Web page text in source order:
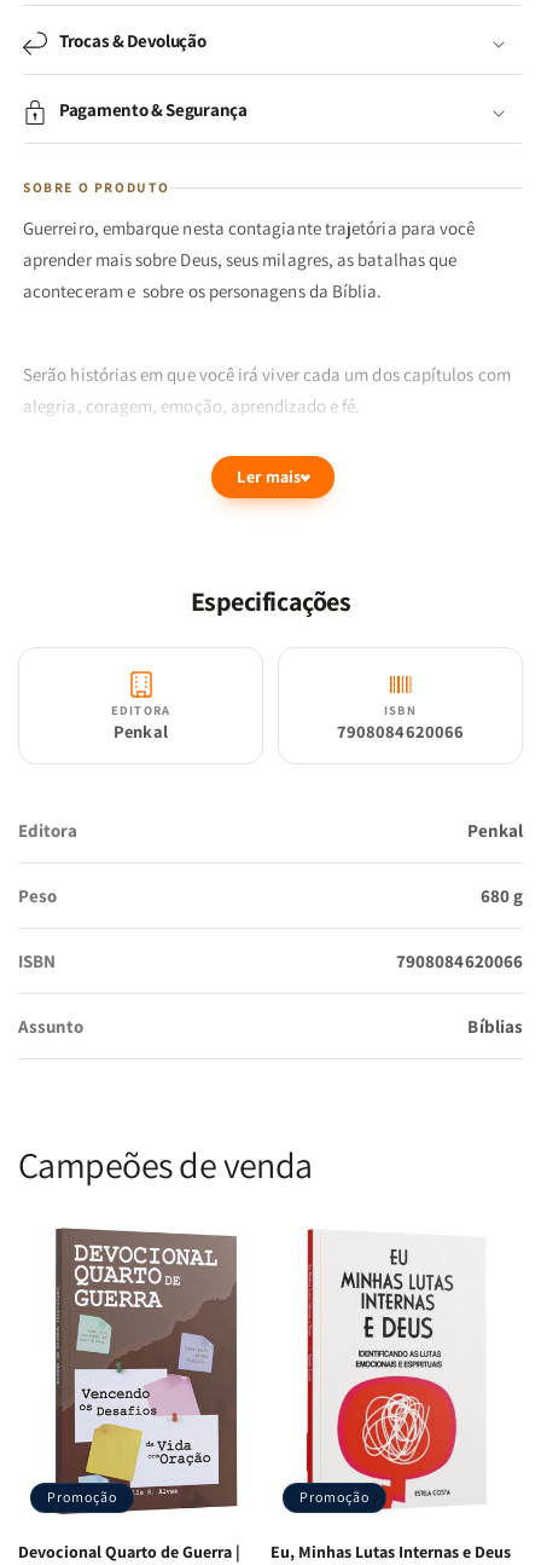
Trocas & Devolução
Pagamento & Segurança
SOBRE O PRODUTO
Guerreiro, embarque nesta contagiante trajetória para você
aprender mais sobre Deus, seus milagres, as batalhas que
aconteceram e sobre os personagens da Bíblia.
Serão histórias em que você irá viver cada um dos capítulos com
alegria, coragem, emoção, aprendizado e fé.
Venha conhecer, não deixe para depois.
Ler mais
Especificações
EDITORA
Penkal
ISBN
7908084620066
Editora Penkal
Peso 680 g
ISBN 7908084620066
Assunto Bíblias
Campeões de venda
Promoção
Devocional Quarto de Guerra |
Promoção
Eu, Minhas Lutas Internas e Deus